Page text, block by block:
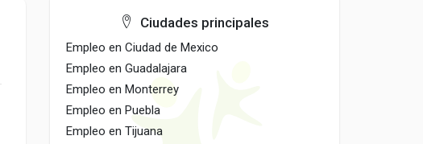
Ciudades principales
Empleo en Ciudad de Mexico
Empleo en Guadalajara
Empleo en Monterrey
Empleo en Puebla
Empleo en Tijuana